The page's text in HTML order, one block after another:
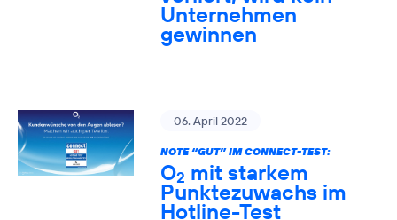
Unternehmen
gewinnen
06. April 2022
NOTE “GUT” IM CONNECT-TEST:
O2 mit starkem
Punktezuwachs im
Hotline-Test